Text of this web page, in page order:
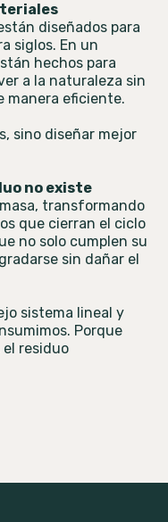
diseñados para
siglos. En un
hechos para
a la naturaleza sin
manera eficiente.
sino diseñar mejor
no existe
transformando
que cierran el ciclo
no solo cumplen su
sin dañar el
sistema lineal y
Porque
residuo